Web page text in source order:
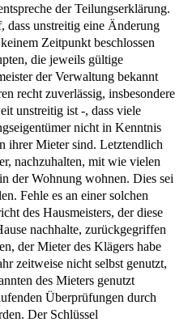
der Teilungserklärung.
dass unstreitig eine Änderung
Zeitpunkt beschlossen
die jeweils gültige
der Verwaltung bekannt
recht zuverlässig, insbesondere
unstreitig ist -, dass viele
nicht in Kenntnis
ihrer Mieter sind. Letztendlich
nachzuhalten, mit wie vielen
der Wohnung wohnen. Dies sei
Fehle es an einer solchen
des Hausmeisters, der diese
nachhalte, zurückgegriffen
der Mieter des Klägers habe
zeitweise nicht selbst genutzt,
des Mieters genutzt
Überprüfungen durch
Der Schlüssel